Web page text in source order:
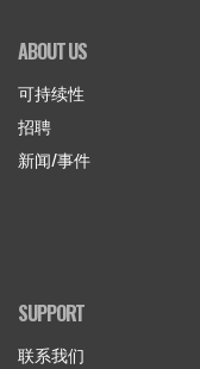
ABOUT US
可持续性
招聘
新闻/事件
SUPPORT
联系我们